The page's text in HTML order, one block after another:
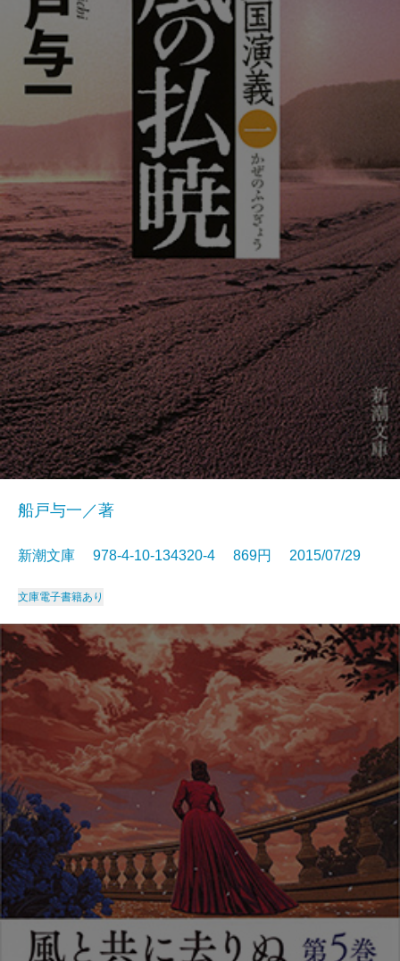
船戸与一／著
新潮文庫 978-4-10-134320-4 869円 2015/07/29
文庫電子書籍あり